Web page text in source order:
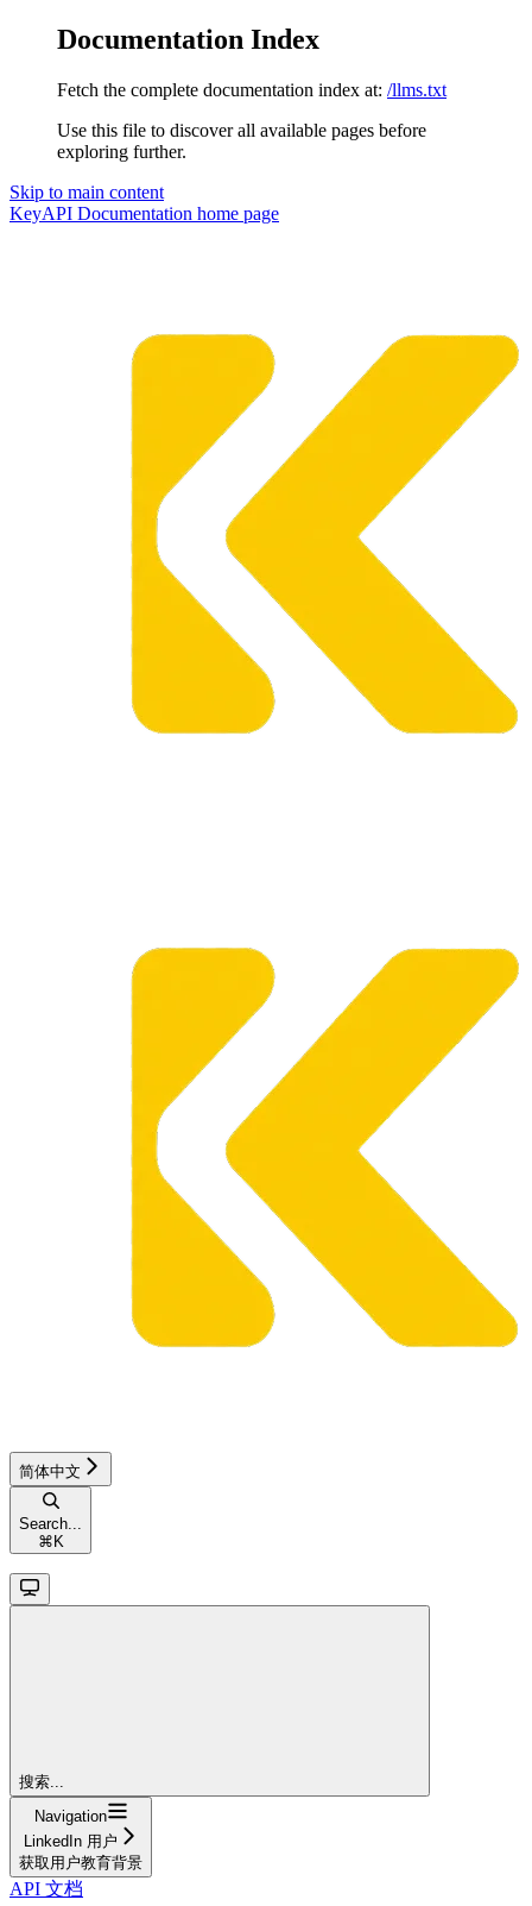
Documentation Index
Fetch the complete documentation index at: /llms.txt
Use this file to discover all available pages before
exploring further.
Skip to main content
KeyAPI Documentation home page
简体中文
Search...
⌘ K
搜索...
Navigation
LinkedIn 用户
获取用户教育背景
API 文档